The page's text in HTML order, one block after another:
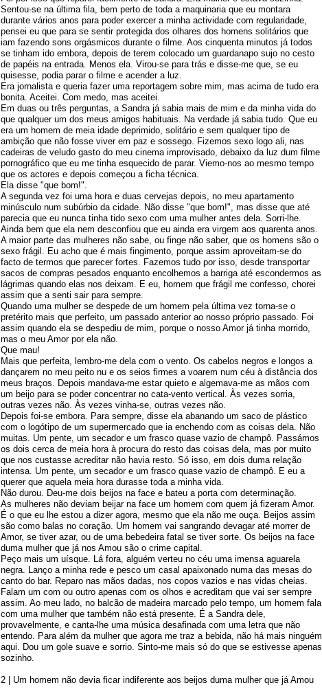
Sentou-se na última fila, bem perto de toda a maquinaria que eu montara
durante vários anos para poder exercer a minha actividade com regularidade,
pensei eu que para se sentir protegida dos olhares dos homens solitários que
iam fazendo sons orgásmicos durante o filme. Aos cinquenta minutos já todos
se tinham ido embora, depois de terem colocado um guardanapo sujo no cesto
de papéis na entrada. Menos ela. Virou-se para trás e disse-me que, se eu
quisesse, podia parar o filme e acender a luz.
Era jornalista e queria fazer uma reportagem sobre mim, mas acima de tudo era
bonita. Aceitei. Com medo, mas aceitei.
Em duas ou três perguntas, a Sandra já sabia mais de mim e da minha vida do
que qualquer um dos meus amigos habituais. Na verdade já sabia tudo. Que eu
era um homem de meia idade deprimido, solitário e sem qualquer tipo de
ambição que não fosse viver em paz e sossego. Fizemos sexo logo ali, nas
cadeiras de veludo gasto do meu cinema improvisado, debaixo da luz dum filme
pornográfico que eu me tinha esquecido de parar. Viemo-nos ao mesmo tempo
que os actores e depois começou a ficha técnica.
Ela disse "que bom!".
A segunda vez foi uma hora e duas cervejas depois, no meu apartamento
minúsculo num subúrbio da cidade. Não disse "que bom!", mas disse que até
parecia que eu nunca tinha tido sexo com uma mulher antes dela. Sorri-lhe.
Ainda bem que ela nem desconfiou que eu ainda era virgem aos quarenta anos.
A maior parte das mulheres não sabe, ou finge não saber, que os homens são o
sexo frágil. Eu acho que é mais fingimento, porque assim aproveitam-se do
facto de termos que parecer fortes. Fazemos tudo por isso, desde transportar
sacos de compras pesados enquanto encolhemos a barriga até escondermos as
lágrimas quando elas nos deixam. E eu, homem que frágil me confesso, chorei
assim que a senti sair para sempre.
Quando uma mulher se despede de um homem pela última vez torna-se o
pretérito mais que perfeito, um passado anterior ao nosso próprio passado. Foi
assim quando ela se despediu de mim, porque o nosso Amor já tinha morrido,
mas o meu Amor por ela não.
Que mau!
Mais que perfeita, lembro-me dela com o vento. Os cabelos negros e longos a
dançarem no meu peito nu e os seios firmes a voarem num céu à distância dos
meus braços. Depois mandava-me estar quieto e algemava-me as mãos com
um beijo para se poder concentrar no cata-vento vertical. Às vezes sorria,
outras vezes não. Às vezes vinha-se, outras vezes não.
Depois foi-se embora. Para sempre, disse ela abanando um saco de plástico
com o logótipo de um supermercado que ia enchendo com as coisas dela. Não
muitas. Um pente, um secador e um frasco quase vazio de champô. Passámos
os dois cerca de meia hora à procura do resto das coisas dela, mas por muito
que nos custasse acreditar não havia resto. Só isso, em dois duma relação
intensa. Um pente, um secador e um frasco quase vazio de champô. E eu a
querer que aquela meia hora durasse toda a minha vida.
Não durou. Deu-me dois beijos na face e bateu a porta com determinação.
As mulheres não deviam beijar na face um homem com quem já fizeram Amor.
É o que eu lhe estou a dizer agora, mesmo que ela não me ouça. Beijos assim
são como balas no coração. Um homem vai sangrando devagar até morrer de
Amor, se tiver azar, ou de uma bebedeira fatal se tiver sorte. Os beijos na face
duma mulher que já nos Amou são o crime capital.
Peço mais um uísque. Lá fora, alguém verteu no céu uma imensa aguarela
negra. Lanço a minha rede e pesco um casal apaixonado numa das mesas do
canto do bar. Reparo nas mãos dadas, nos copos vazios e nas vidas cheias.
Falam um com ou outro apenas com os olhos e acreditam que vai ser sempre
assim. Ao meu lado, no balcão de madeira marcado pelo tempo, um homem fala
com uma mulher que também não está presente. É a Sandra dele,
provavelmente, e canta-lhe uma música desafinada com uma letra que não
entendo. Para além da mulher que agora me traz a bebida, não há mais ninguém
aqui. Dou um gole suave e sorrio. Sinto-me mais só do que se estivesse apenas
sozinho.
2 | Um homem não devia ficar indiferente aos beijos duma mulher que já Amou